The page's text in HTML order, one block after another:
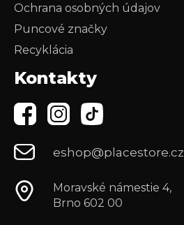
Ochrana osobných údajov
Puncové značky
Recyklácia
Kontakty
eshop@placestore.cz
Moravské námestie 4,
Brno 602 00